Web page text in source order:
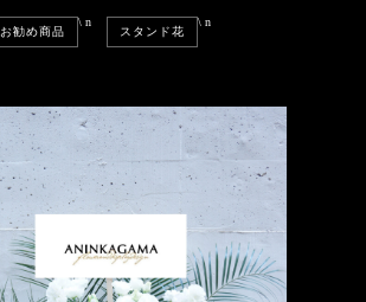
お勧め商品
\n
スタンド花
\n